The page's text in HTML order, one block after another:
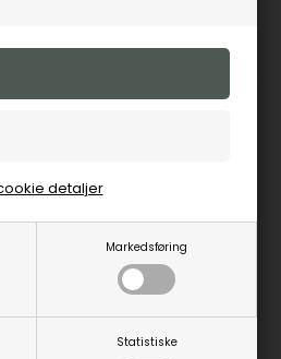
Markedsføring
Statistiske
detaljer
og glitrende sten Alura Grace ring 03 i forgyldt sølv med sten